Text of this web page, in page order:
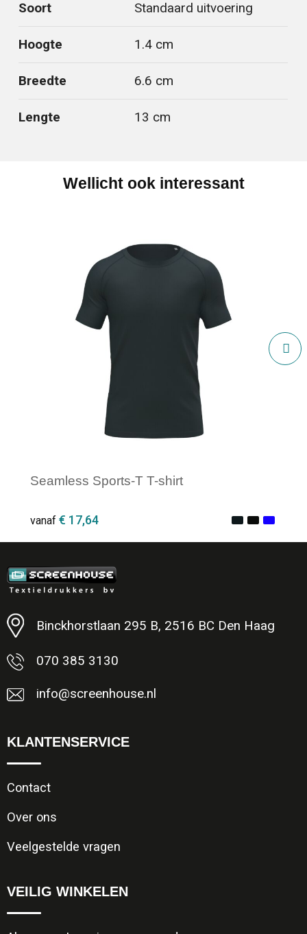
Soort Standaard uitvoering
Hoogte 1.4 cm
Breedte 6.6 cm
Lengte 13 cm
Wellicht ook interessant
Seamless Sports-T T-shirt
vanaf € 17,64
Minimale afname: 1
Binckhorstlaan 295 B, 2516 BC Den Haag
070 385 3130
info@screenhouse.nl
KLANTENSERVICE
Contact
Over ons
Veelgestelde vragen
VEILIG WINKELEN